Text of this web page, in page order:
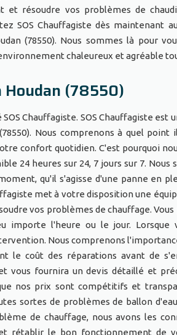
résoudre vos problèmes de
SOS Chauffagiste dès maintenant
(78550). Nous sommes là pour
chaleureux et agréable
Houdan (78550)
Chauffagiste. SOS Chauffagiste
Nous comprenons à quel
confort quotidien. C'est pourquoi
24 heures sur 24, 7 jours sur 7. Nous
qu'il s'agisse d'une panne en
met à votre disposition une
vos problèmes de chauffage. Vous
importe l'heure ou le jour. Lorsque
Nous comprenons
le coût des réparations avant de
vous fournira un devis détaillé et
nos prix sont compétitifs et
sortes de problèmes de ballon
de chauffage, nous avons les
rétablir le bon fonctionnement de